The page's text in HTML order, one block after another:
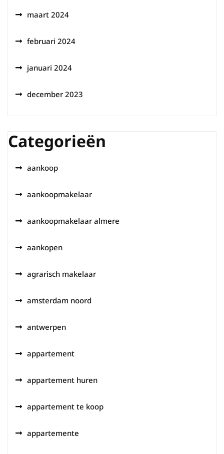
maart 2024
februari 2024
januari 2024
december 2023
Categorieën
aankoop
aankoopmakelaar
aankoopmakelaar almere
aankopen
agrarisch makelaar
amsterdam noord
antwerpen
appartement
appartement huren
appartement te koop
appartemente